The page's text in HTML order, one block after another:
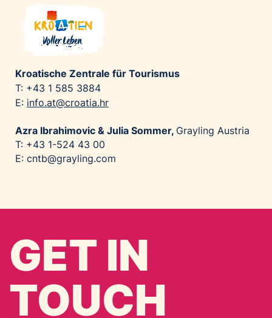
Kroatische Zentrale für Tourismus
T: +43 1 585 3884
E: info.at@croatia.hr
Azra Ibrahimovic & Julia Sommer, Grayling Austria
T: +43 1-524 43 00
E: cntb@grayling.com
GET IN
TOUCH